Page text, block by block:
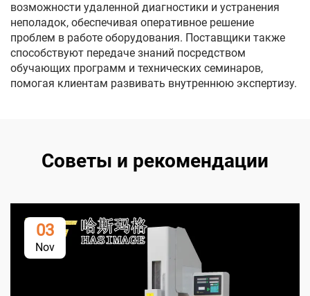
возможности удаленной диагностики и устранения
неполадок, обеспечивая оперативное решение
проблем в работе оборудования. Поставщики также
способствуют передаче знаний посредством
обучающих программ и технических семинаров,
помогая клиентам развивать внутреннюю экспертизу.
Советы и рекомендации
03
Nov